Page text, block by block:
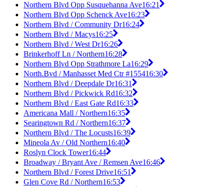
Northern Blvd Opp Susquehanna Ave16:21
Northern Blvd Opp Schenck Ave16:23
Northern Blvd / Community Dr16:24
Northern Blvd / Macys16:25
Northern Blvd / West Dr16:26
Brinkerhoff Ln / Northern16:28
Northern Blvd Opp Strathmore La16:29
North.Bvd / Manhasset Med Ctr #155416:30
Northern Blvd / Deepdale Dr16:31
Northern Blvd / Pickwick Rd16:32
Northern Blvd / East Gate Rd16:33
Americana Mall / Northern16:35
Searingtown Rd / Northern16:37
Northern Blvd / The Locusts16:39
Mineola Av / Old Northern16:40
Roslyn Clock Tower16:44
Broadway / Bryant Ave / Remsen Ave16:46
Northern Blvd / Forest Drive16:51
Glen Cove Rd / Northern16:53